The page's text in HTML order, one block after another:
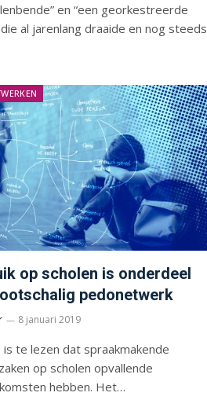
en “een georkestreerde
al jarenlang draaide en nog steeds
op scholen is onderdeel
pedonetwerk
8 januari 2019
is te lezen dat spraakmakende
op scholen opvallende
hebben. Het…